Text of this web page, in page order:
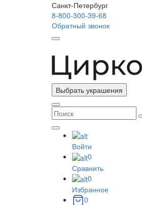
Санкт-Петербург
8-800-300-39-68
Обратный звонок
Выбрать украшения
Войти
0
Сравнить
0
Избранное
0